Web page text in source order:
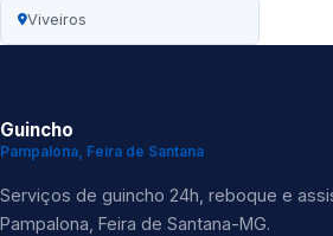
Viveiros
Guincho
Pampalona, Feira de Santana
Serviços de guincho 24h, reboque e
Pampalona, Feira de Santana-MG.